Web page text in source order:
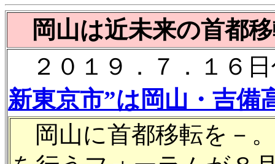
岡山は近未来の首都
２０１９．７．１６
新東京市”は岡山・吉備
岡山に首都移転を－